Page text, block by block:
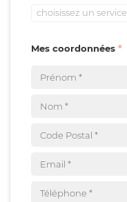
choisissez un service
Mes coordonnées